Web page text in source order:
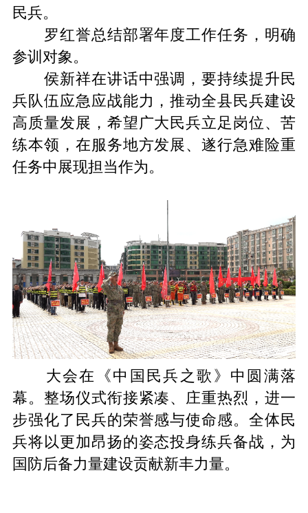
民兵。
罗红誉总结部署年度工作任务，明确
参训对象。
侯新祥在讲话中强调 ，要持续提升民
兵队伍应急应战能力，推动全县民兵建设
高质量发展，希望广大民兵立足岗位、苦
练本领，在服务地方发展、遂行急难险重
任务中展现担当作为。
大会在 《中国民兵之歌》 中圆满落
幕。整场仪式衔接紧凑、庄重热烈，进一
步强化了民兵的荣誉感与使命感。全体民
兵将以更加昂扬的姿态投身练兵备战，为
国防后备力量建设贡献新丰力量。